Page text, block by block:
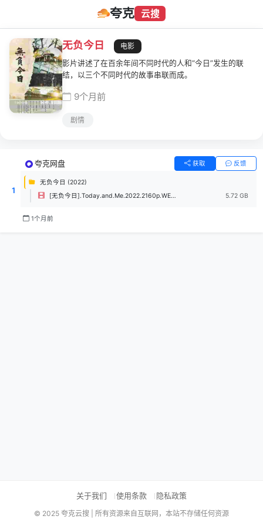
夸克 云搜
无负今日
电影
影片讲述了在百余年间不同时代的人和“今日”发生的联
结，以三个不同时代的故事串联而成。
9个月前
剧情
1
夸克网盘 获取 反馈
无负今日 (2022)
[无负今日].Today.and.Me.2022.2160p.WEB-DL.EDR.H265.AAC-UBWEB.mp4
5.72 GB
1个月前
关于我们 使用条款 隐私政策
© 2025 夸克云搜 | 所有资源来自互联网，本站不存储任何资源